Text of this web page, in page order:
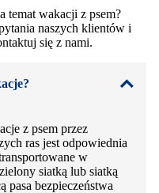
temat wakacji z psem?
naszych klientów i
się z nami.
z psem przez
ras jest odpowiednia
w
siatką lub siatką
pasa bezpieczeństwa